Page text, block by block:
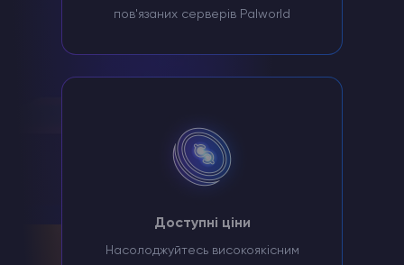
пов'язаних серверів Palworld
Доступні ціни
Насолоджуйтесь високоякісним